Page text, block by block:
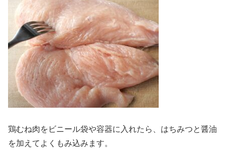
鶏むね肉をビニール袋や容器に入れたら、はちみつと醤油
を加えてよくもみ込みます。